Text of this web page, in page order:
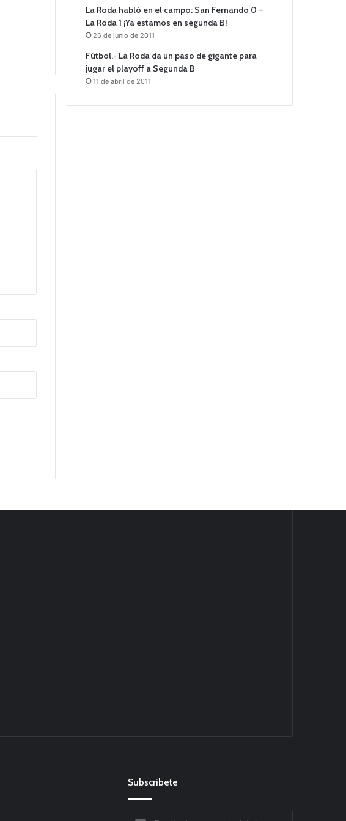
La Roda habló en el campo: San Fernando 0 –
La Roda 1 ¡Ya estamos en segunda B!
26 de junio de 2011
Fútbol.- La Roda da un paso de gigante para
jugar el playoff a Segunda B
11 de abril de 2011
Subscribete